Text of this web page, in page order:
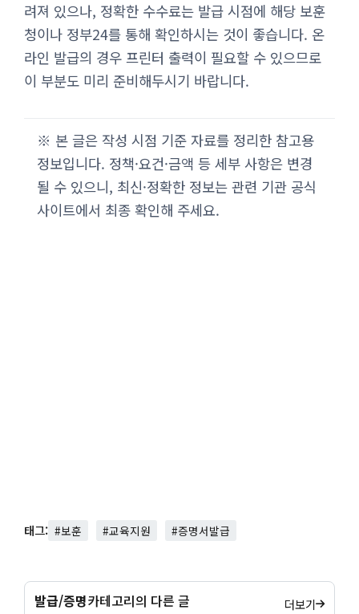
려져 있으나, 정확한 수수료는 발급 시점에 해당 보훈
청이나 정부24를 통해 확인하시는 것이 좋습니다. 온
라인 발급의 경우 프린터 출력이 필요할 수 있으므로
이 부분도 미리 준비해두시기 바랍니다.
※ 본 글은 작성 시점 기준 자료를 정리한 참고용
정보입니다. 정책·요건·금액 등 세부 사항은 변경
될 수 있으니, 최신·정확한 정보는 관련 기관 공식
사이트에서 최종 확인해 주세요.
태그: #보훈 #교육지원 #증명서발급
발급/증명카테고리의 다른 글 더보기